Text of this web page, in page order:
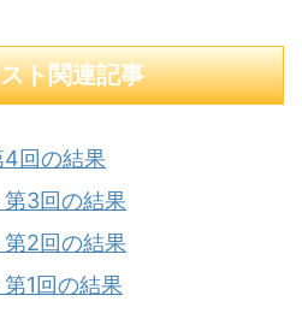
ト関連記事
回の結果
3回の結果
2回の結果
1回の結果